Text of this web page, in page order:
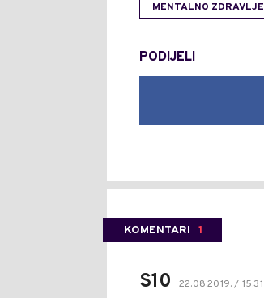
MENTALNO ZDRAVLJE
PODIJELI
KOMENTARI 1
S10 22.08.2019. / 15:31